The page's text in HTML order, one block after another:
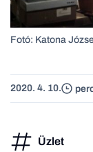
Fotó: Katona
2020. 4. 10.
Üzlet